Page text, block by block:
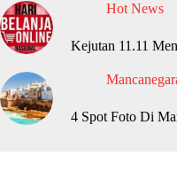
Hot News
Kejutan 11.11
4 Spot Foto Di